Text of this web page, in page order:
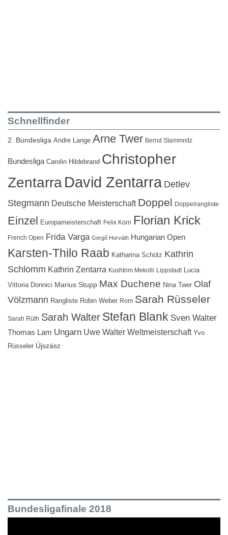
Schnellfinder
2. Bundesliga Andre Lange Arne Twer Bernd Stammnitz
Bundesliga Carolin Hildebrand Christopher
ZentarraDavid Zentarra Detlev
Stegmann Deutsche Meisterschaft Doppel Doppelrangliste
Einzel Europameisterschaft Felix Korn Florian Krick
French Open Frida Varga Gergő Horváth Hungarian Open
Karsten-Thilo Raab Katharina Schütz Kathrin
Schlomm Kathrin Zentarra Kushtrim Mekolli Lippstadt Lucia
Vittoria Donnici Marius Stupp Max Duchene Nina Twer Olaf
Völzmann Rangliste Robin Weber Rom Sarah Rüsseler
Sarah Rüth Sarah Walter Stefan Blank Sven Walter
Thomas Lam Ungarn Uwe Walter Weltmeisterschaft Yvo
Rüsseler Újszász
Bundesligafinale 2018